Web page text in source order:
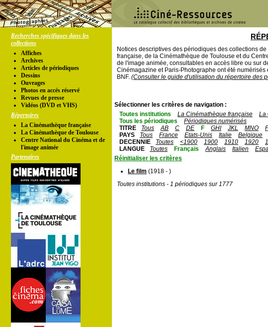
Recherches spécifiques dans les
collections
Affiches
Archives
Articles de périodiques
Dessins
Ouvrages
Photos en accés réservé
Revues de presse
Vidéos (DVD et VHS)
Répertoires
La Cinémathèque française
La Cinémathèque de Toulouse
Centre National du Cinéma et de
l'image animée
Partenaires
Notices descriptives des périodiques des collections
française, de la Cinémathèque de Toulouse et du
de l'image animée, consultables en accès libre ou sur
Cinémagazine et Paris-Photographe ont été numérisés
BNF. (Consulter le guide d'utilisation du répertoire des
Sélectionner les critères de navigation :
Toutes institutions
La Cinémathèque française La
Tous les périodiques
Périodiques numérisés
TITRE
Tous AB C DE F GHI JKL MNO
PAYS
Tous France Etats-Unis Italie Belgique
DECENNIE
Toutes <1900 1900 1910 1920
LANGUE
Toutes Français Anglais Italien
Réinitialiser les critères
Le film (1918 - )
Toutes institutions - 1 périodiques sur 1777